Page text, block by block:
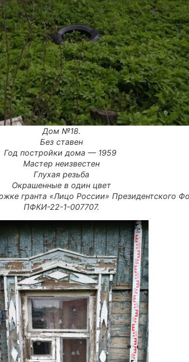
Дом №18.
Без ставен
Год постройки дома — 1959
Мастер неизвестен
Глухая резьба
Окрашенные в один цвет
гранта «Лицо России» Президентского
ПФКИ-22-1-007707.